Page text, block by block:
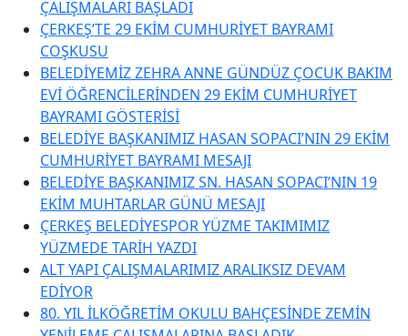
ÇALIŞMALARI BAŞLADI
ÇERKEŞ’TE 29 EKİM CUMHURİYET BAYRAMI
COŞKUSU
BELEDİYEMİZ ZEHRA ANNE GÜNDÜZ ÇOCUK BAKIM
EVİ ÖĞRENCİLERİNDEN 29 EKİM CUMHURİYET
BAYRAMI GÖSTERİSİ
BELEDİYE BAŞKANIMIZ HASAN SOPACI’NIN 29 EKİM
CUMHURİYET BAYRAMI MESAJI
BELEDİYE BAŞKANIMIZ SN. HASAN SOPACI’NIN 19
EKİM MUHTARLAR GÜNÜ MESAJI
ÇERKEŞ BELEDİYESPOR YÜZME TAKIMIMIZ
YÜZMEDE TARİH YAZDI
ALT YAPI ÇALIŞMALARIMIZ ARALIKSIZ DEVAM
EDİYOR
80. YIL İLKÖĞRETİM OKULU BAHÇESİNDE ZEMİN